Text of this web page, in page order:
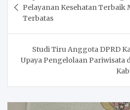
navigation
Pelayanan Kesehatan Terbaik
Terbatas
Studi Tiru Anggota DPRD
Upaya Pengelolaan Pariwisata